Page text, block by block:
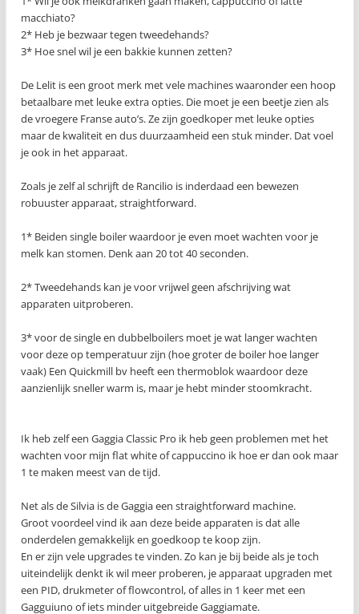
macchiato?
2* Heb je bezwaar tegen tweedehands?
3* Hoe snel wil je een bakkie kunnen zetten?
De Lelit is een groot merk met vele machines waaronder een hoop
betaalbare met leuke extra opties. Die moet je een beetje zien als
de vroegere Franse auto’s. Ze zijn goedkoper met leuke opties
maar de kwaliteit en dus duurzaamheid een stuk minder. Dat voel
je ook in het apparaat.
Zoals je zelf al schrijft de Rancilio is inderdaad een bewezen
robuuster apparaat, straightforward.
1* Beiden single boiler waardoor je even moet wachten voor je
melk kan stomen. Denk aan 20 tot 40 seconden.
2* Tweedehands kan je voor vrijwel geen afschrijving wat
apparaten uitproberen.
3* voor de single en dubbelboilers moet je wat langer wachten
voor deze op temperatuur zijn (hoe groter de boiler hoe langer
vaak) Een Quickmill bv heeft een thermoblok waardoor deze
aanzienlijk sneller warm is, maar je hebt minder stoomkracht.
Ik heb zelf een Gaggia Classic Pro ik heb geen problemen met het
wachten voor mijn flat white of cappuccino ik hoe er dan ook maar
1 te maken meest van de tijd.
Net als de Silvia is de Gaggia een straightforward machine.
Groot voordeel vind ik aan deze beide apparaten is dat alle
onderdelen gemakkelijk en goedkoop te koop zijn.
En er zijn vele upgrades te vinden. Zo kan je bij beide als je toch
uiteindelijk denkt ik wil meer proberen, je apparaat upgraden met
een PID, drukmeter of flowcontrol, of alles in 1 keer met een
Gagguiuno of iets minder uitgebreide Gaggiamate.